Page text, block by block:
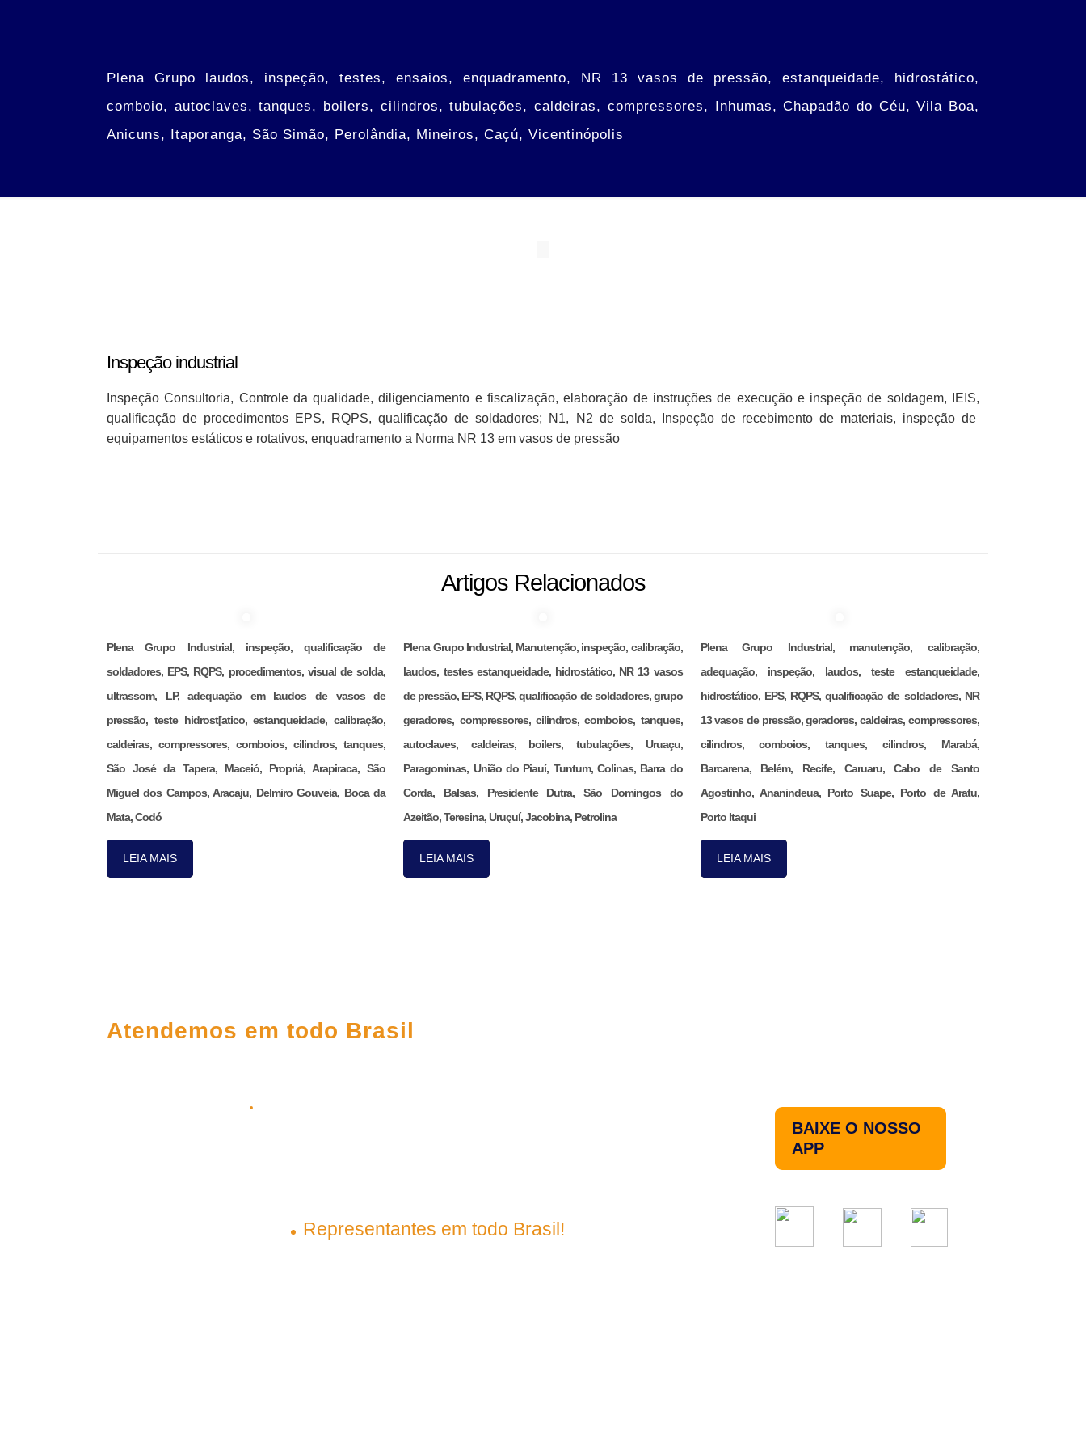
Plena Grupo laudos, inspeção, testes, ensaios, enquadramento, NR 13 vasos de pressão, estanqueidade, hidrostático,
comboio, autoclaves, tanques, boilers, cilindros, tubulações, caldeiras, compressores, Inhumas, Chapadão do Céu, Vila Boa,
Anicuns, Itaporanga, São Simão, Perolândia, Mineiros, Caçú, Vicentinópolis
Inspeção industrial
Inspeção Consultoria, Controle da qualidade, diligenciamento e fiscalização, elaboração de instruções de execução e inspeção de soldagem, IEIS,
qualificação de procedimentos EPS, RQPS, qualificação de soldadores; N1, N2 de solda, Inspeção de recebimento de materiais, inspeção de
equipamentos estáticos e rotativos, enquadramento a Norma NR 13 em vasos de pressão
Artigos Relacionados
Plena Grupo Industrial, inspeção, qualificação de
soldadores, EPS, RQPS, procedimentos, visual de solda,
ultrassom, LP, adequação em laudos de vasos de
pressão, teste hidrost[atico, estanqueidade, calibração,
caldeiras, compressores, comboios, cilindros, tanques,
São José da Tapera, Maceió, Propriá, Arapiraca, São
Miguel dos Campos, Aracaju, Delmiro Gouveia, Boca da
Mata, Codó
LEIA MAIS
Plena Grupo Industrial, Manutenção, inspeção, calibração,
laudos, testes estanqueidade, hidrostático, NR 13 vasos
de pressão, EPS, RQPS, qualificação de soldadores, grupo
geradores, compressores, cilindros, comboios, tanques,
autoclaves, caldeiras, boilers, tubulações, Uruaçu,
Paragominas, União do Piauí, Tuntum, Colinas, Barra do
Corda, Balsas, Presidente Dutra, São Domingos do
Azeitão, Teresina, Uruçuí, Jacobina, Petrolina
LEIA MAIS
Plena Grupo Industrial, manutenção, calibração,
adequação, inspeção, laudos, teste estanqueidade,
hidrostático, EPS, RQPS, qualificação de soldadores, NR
13 vasos de pressão, geradores, caldeiras, compressores,
cilindros, comboios, tanques, cilindros, Marabá,
Barcarena, Belém, Recife, Caruaru, Cabo de Santo
Agostinho, Ananindeua, Porto Suape, Porto de Aratu,
Porto Itaqui
LEIA MAIS
Atendemos em todo Brasil
(98) 98145-9031
Representantes em todo Brasil!
BAIXE O NOSSO
APP